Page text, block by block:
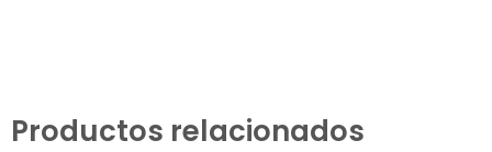
Productos relacionados